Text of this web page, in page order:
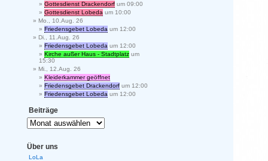
Gottesdienst Drackendorf um 09:00
Gottesdienst Lobeda um 10:00
Mo., 10.Aug. 26
Friedensgebet Lobeda um 12:00
Di., 11.Aug. 26
Friedensgebet Lobeda um 12:00
Kirche außer Haus - Stadtplatz um
15:30
Mi., 12.Aug. 26
Kleiderkammer geöffnet
Friedensgebet Drackendorf um 12:00
Friedensgebet Lobeda um 12:00
Beiträge
Über uns
LoLa